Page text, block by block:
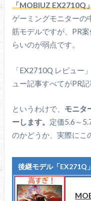
「MOBIUZ EX2710Q
ゲーミングモニターの
筋モデルですが、PR
らいのが弱点です。
「EX2710Q レビュー
ュー記事すべてがPR記
というわけで、 モニタ
ーします。 定価5.6～
のかどうか、実際にこ
後継モデル「EX271Q